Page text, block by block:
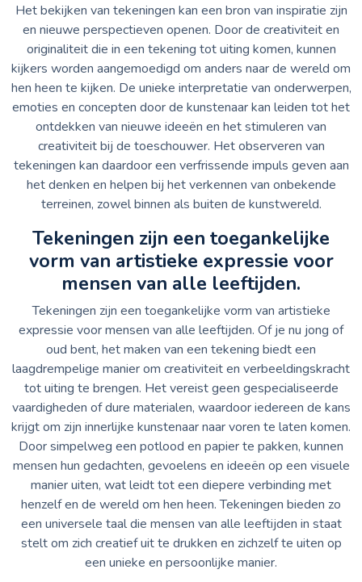
Het bekijken van tekeningen kan een bron van inspiratie zijn
en nieuwe perspectieven openen. Door de creativiteit en
originaliteit die in een tekening tot uiting komen, kunnen
kijkers worden aangemoedigd om anders naar de wereld om
hen heen te kijken. De unieke interpretatie van onderwerpen,
emoties en concepten door de kunstenaar kan leiden tot het
ontdekken van nieuwe ideeën en het stimuleren van
creativiteit bij de toeschouwer. Het observeren van
tekeningen kan daardoor een verfrissende impuls geven aan
het denken en helpen bij het verkennen van onbekende
terreinen, zowel binnen als buiten de kunstwereld.
Tekeningen zijn een toegankelijke
vorm van artistieke expressie voor
mensen van alle leeftijden.
Tekeningen zijn een toegankelijke vorm van artistieke
expressie voor mensen van alle leeftijden. Of je nu jong of
oud bent, het maken van een tekening biedt een
laagdrempelige manier om creativiteit en verbeeldingskracht
tot uiting te brengen. Het vereist geen gespecialiseerde
vaardigheden of dure materialen, waardoor iedereen de kans
krijgt om zijn innerlijke kunstenaar naar voren te laten komen.
Door simpelweg een potlood en papier te pakken, kunnen
mensen hun gedachten, gevoelens en ideeën op een visuele
manier uiten, wat leidt tot een diepere verbinding met
henzelf en de wereld om hen heen. Tekeningen bieden zo
een universele taal die mensen van alle leeftijden in staat
stelt om zich creatief uit te drukken en zichzelf te uiten op
een unieke en persoonlijke manier.